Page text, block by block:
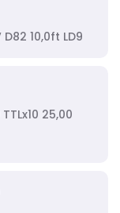
D82 10,0ft LD9
25,00